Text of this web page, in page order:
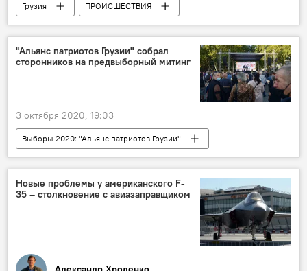
Грузия
ПРОИСШЕСТВИЯ
НОВОСТИ
Утечка газа Тбилиси
"Альянс патриотов Грузии" собрал
сторонников на предвыборный митинг
3 октября 2020, 19:03
Выборы 2020: "Альянс патриотов Грузии"
Парламентские выборы в Грузии 2020
Предвыборная кампания в Грузии 2020
Грузия
НОВОСТИ
ПОЛИТИКА
Новые проблемы у американского F-
35 – столкновение с авиазаправщиком